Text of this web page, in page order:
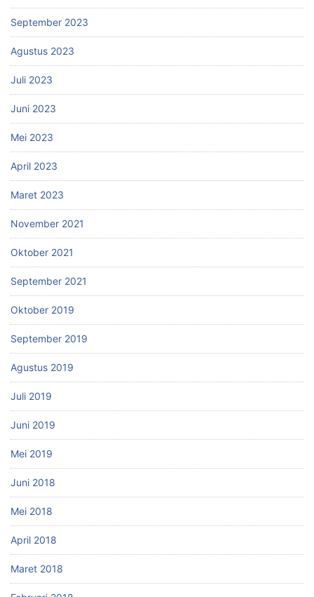
September 2023
Agustus 2023
Juli 2023
Juni 2023
Mei 2023
April 2023
Maret 2023
November 2021
Oktober 2021
September 2021
Oktober 2019
September 2019
Agustus 2019
Juli 2019
Juni 2019
Mei 2019
Juni 2018
Mei 2018
April 2018
Maret 2018